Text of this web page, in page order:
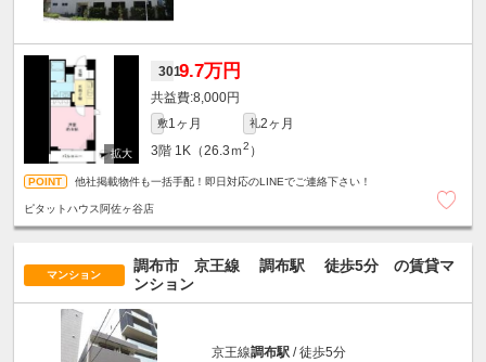
3019.7万円
8,000円
敷1ヶ月 礼2ヶ月
3階 1K（26.3ｍ2 ）
他社掲載物件も一括手配！即日対応のLINEでご連絡下さい！
ピタットハウス阿佐ヶ谷店
マンション
調布市 京王線 調布駅 徒歩5分 の賃貸マ
ンション
京王線調布駅 / 徒歩5分